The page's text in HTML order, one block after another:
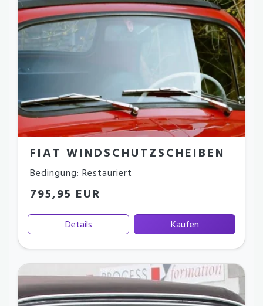
FIAT WINDSCHUTZSCHEIBEN
Bedingung: Restauriert
795,95 EUR
Details Kaufen